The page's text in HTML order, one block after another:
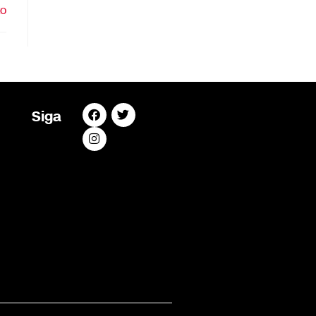
Siga